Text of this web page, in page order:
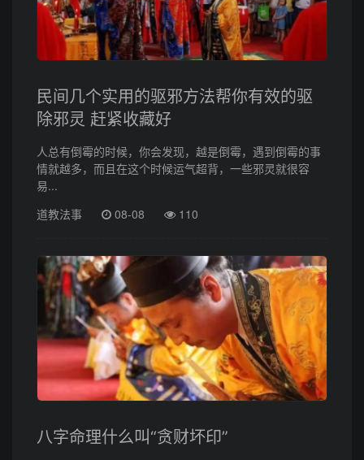
民间几个实用的驱邪方法帮你有效的驱
除邪灵 赶紧收藏好
人总有倒霉的时候，你会发现，越是倒霉，遇到倒霉的事
情就越多，而且在这个时候运气超背，一些邪灵就很容
易...
道教法事
08-08 110
八字命理什么叫“贪财坏印”